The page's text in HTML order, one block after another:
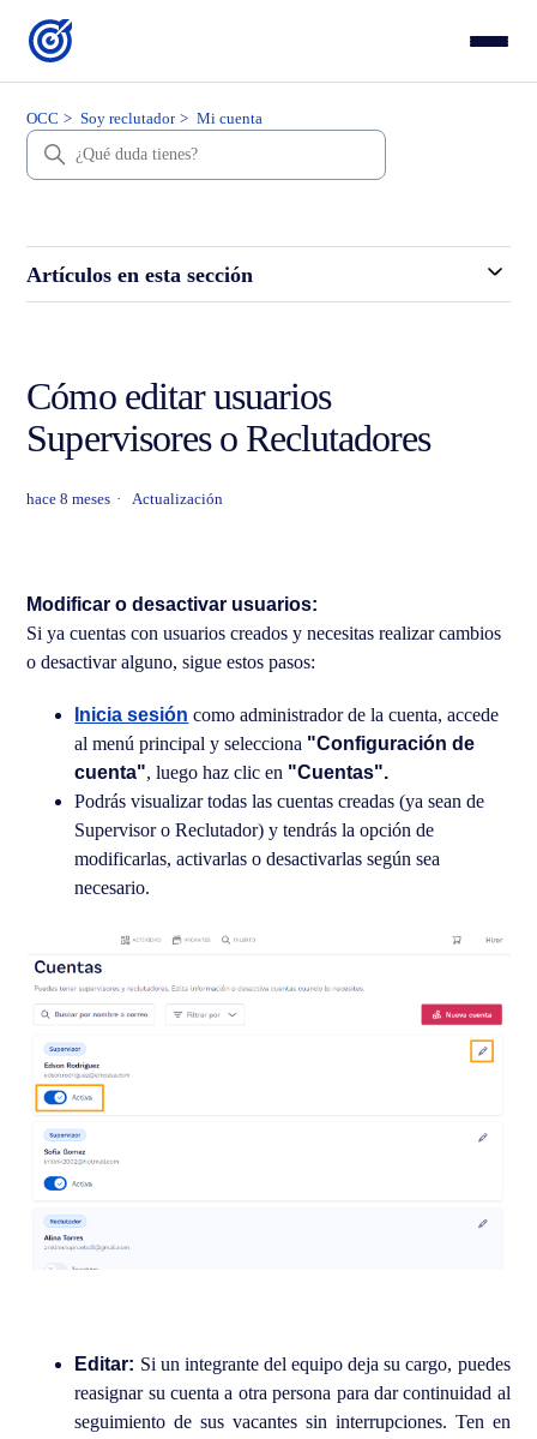
OCC Soy reclutador Mi cuenta
Artículos en esta sección
Cómo editar usuarios
Supervisores o Reclutadores
hace 8 meses Actualización
Modificar o desactivar usuarios:
Si ya cuentas con usuarios creados y necesitas realizar cambios
o desactivar alguno, sigue estos pasos:
Inicia sesión como administrador de la cuenta, accede
al menú principal y selecciona "Configuración de
cuenta", luego haz clic en "Cuentas".
Podrás visualizar todas las cuentas creadas (ya sean de
Supervisor o Reclutador) y tendrás la opción de
modificarlas, activarlas o desactivarlas según sea
necesario.
Editar: Si un integrante del equipo deja su cargo, puedes
reasignar su cuenta a otra persona para dar continuidad al
seguimiento de sus vacantes sin interrupciones. Ten en